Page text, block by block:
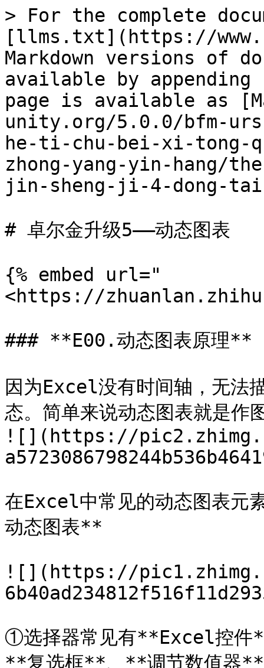
> For the complete
[llms.txt](https://
Markdown versions of
available by
page is available as
unity.org/5.0.0/bfm-
he-ti-chu-bei-xi-tong-
zhong-yang-yin-hang/
jin-sheng-ji-4-dong-
# 卓尔金升级5——动态图表
{% embed url="
<https://
### **E00.动态图表原理**
因为Excel没有时间轴，无法
态。简单来说动态图表就是作
![](https://
在Excel中常见的动态图表元
动态图表**
![](https://
①选择器常见有**Excel控
**复选框**、**调节数值器